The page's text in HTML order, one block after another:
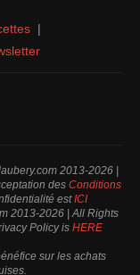
|
2013-2026 |
des Conditions
estICI
2013-2026 | All Rights
Policy is HERE
sur les achats